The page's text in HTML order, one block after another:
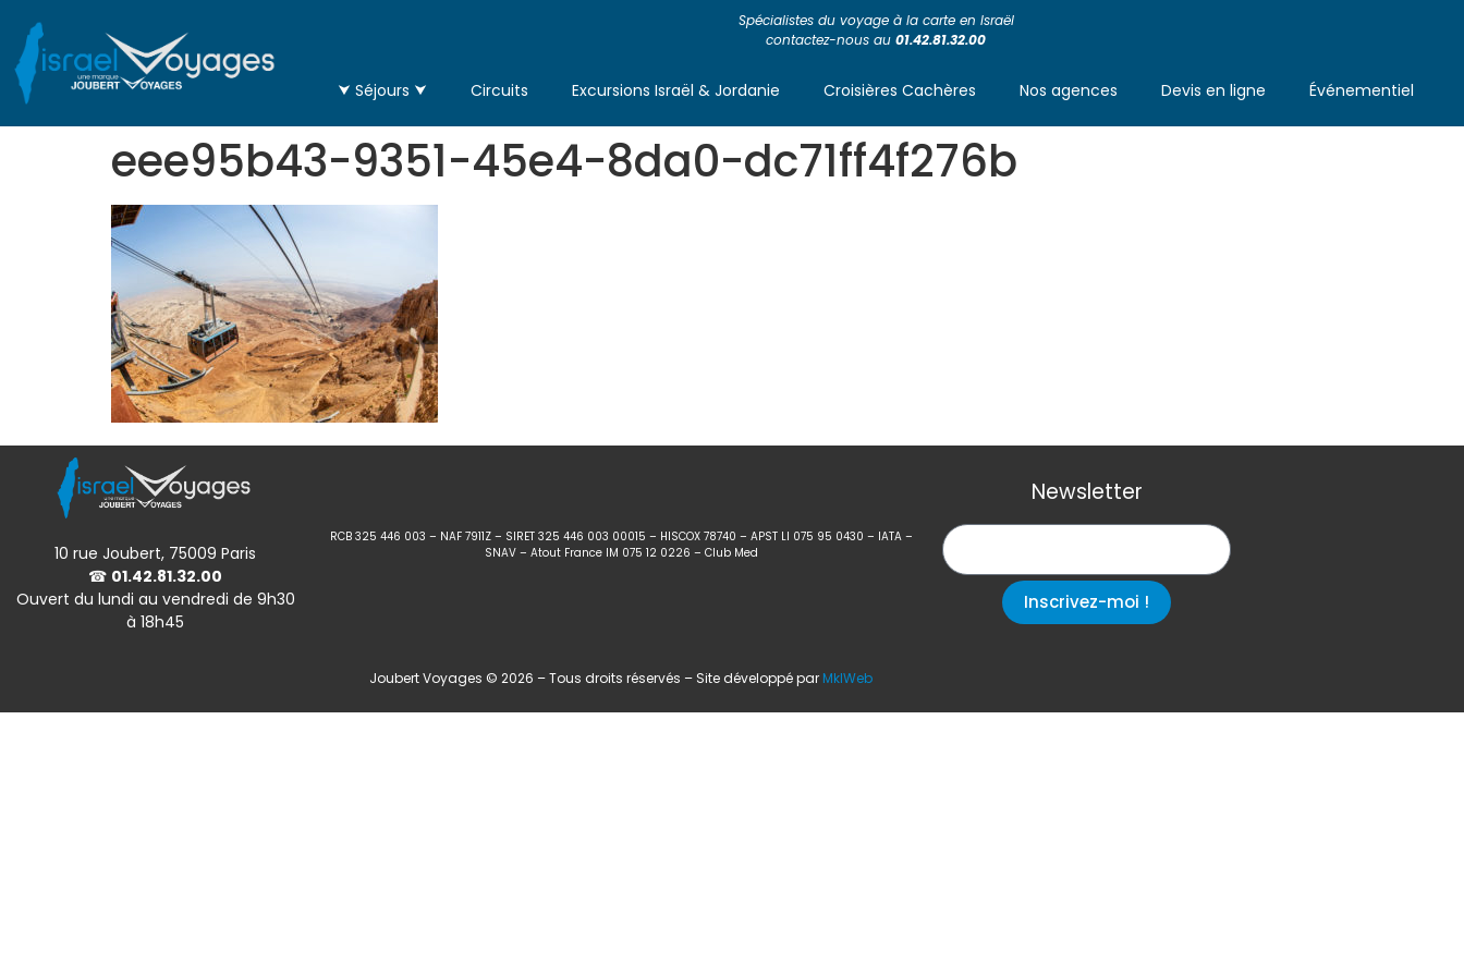
Spécialistes du voyage à la carte en Israël
contactez-nous au01.42.81.32.00
⮟ Séjours ⮟ Circuits Excursions Israël & Jordanie Croisières Cachères Nos agences Devis en ligne Événementiel
eee95b43-9351-45e4-8da0-dc71ff4f276b
10 rue Joubert, 75009 Paris
☎ 01.42.81.32.00
Ouvert du lundi au vendredi de 9h30
à 18h45
RCB 325 446 003 – NAF 7911Z – SIRET 325 446 003 00015 – HISCOX 78740 – APST LI 075 95 0430 – IATA –
SNAV – Atout France IM 075 12 0226 – Club Med
Newsletter
Inscrivez-moi !
Joubert Voyages © 2026 – Tous droits réservés – Site développé par MklWeb